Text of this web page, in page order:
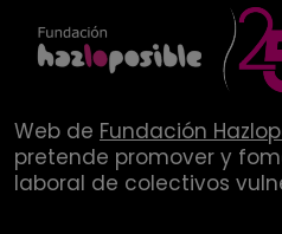
Web de Fundación
pretende promover y
laboral de colectivos